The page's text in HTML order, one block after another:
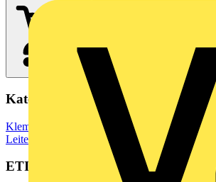
Kategorien
Klemmen, Steckverbinder &
Leiterplattensteckverbinder
ETIM Group